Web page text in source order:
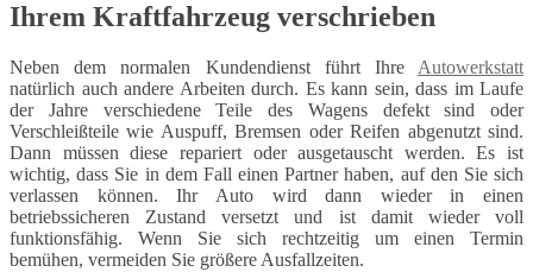
Ihrem Kraftfahrzeug verschrieben
Neben dem normalen Kundendienst führt Ihre Autowerkstatt
natürlich auch andere Arbeiten durch. Es kann sein, dass im Laufe
der Jahre verschiedene Teile des Wagens defekt sind oder
Verschleißteile wie Auspuff, Bremsen oder Reifen abgenutzt sind.
Dann müssen diese repariert oder ausgetauscht werden. Es ist
wichtig, dass Sie in dem Fall einen Partner haben, auf den Sie sich
verlassen können. Ihr Auto wird dann wieder in einen
betriebssicheren Zustand versetzt und ist damit wieder voll
funktionsfähig. Wenn Sie sich rechtzeitig um einen Termin
bemühen, vermeiden Sie größere Ausfallzeiten.